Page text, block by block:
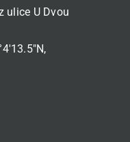
ulice U Dvou